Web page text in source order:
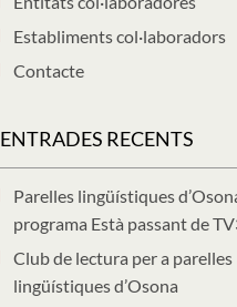
Establiments col·laboradors
Contacte
ENTRADES RECENTS
Parelles lingüístiques
programa Està passant de
Club de lectura per a parelles
lingüístiques d’Osona